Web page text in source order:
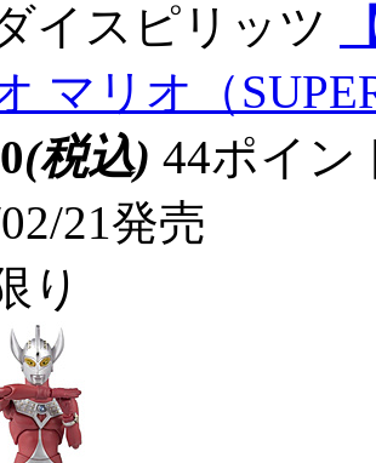
イスピリッツ
マリオ（
(税込) 44ポイ
21発売
り